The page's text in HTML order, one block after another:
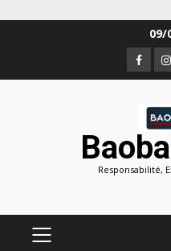
09/
Responsabilité,
MENU